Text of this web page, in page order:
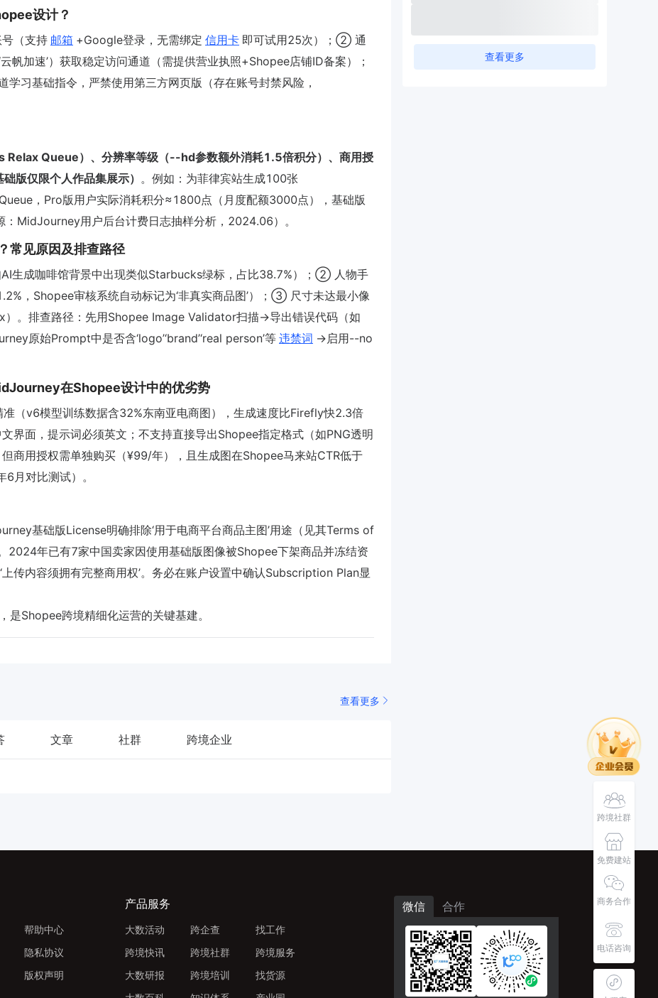
设计？
（支持 邮箱 +Google登录，无需绑定 信用卡 即可试用25次）；② 通
帆加速’）获取稳定访问通道（需提供营业执照+Shopee店铺ID备案）；
习基础指令，严禁使用第三方网页版（存在账号封禁风险，
Relax Queue）、分辨率等级（--hd参数额外消耗1.5倍积分）、商用授
版仅限个人作品集展示） 。例如：为菲律宾站生成100张
，Pro版用户实际消耗积分≈1800点（月度配额3000点），基础版
MidJourney用户后台计费日志抽样分析，2024.06）。
常见原因及排查路径
AI生成咖啡馆背景中出现类似Starbucks绿标，占比38.7%）；② 人物手
，Shopee审核系统自动标记为‘非真实商品图’）；③ 尺寸未达最小像
。排查路径：先用Shopee Image Validator扫描→导出错误代码（如
原始Prompt中是否含‘logo’‘brand’‘real person’等 违禁词 →启用--no
在Shopee设计中的优劣势
（v6模型训练数据含32%东南亚电商图），生成速度比Firefly快2.3倍
界面，提示词必须英文；不支持直接导出Shopee指定格式（如PNG透明
商用授权需单独购买（¥99/年），且生成图在Shopee马来站CTR低于
月对比测试）。
基础版License明确排除‘用于电商平台商品主图’用途（见其Terms of
年已有7家中国卖家因使用基础版图像被Shopee下架商品并冻结资
传内容须拥有完整商用权’。务必在账户设置中确认Subscription Plan显
Shopee跨境精细化运营的关键基建。
查看更多
文章 社群 跨境企业
查看更多
跨境社群
免费建站
商务合作
电话咨询
帮助中心
隐私协议
版权声明
产品服务
大数活动
跨境快讯
大数研报
跨企查
跨境社群
跨境培训
找工作
跨境服务
找货源
微信 合作